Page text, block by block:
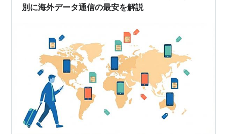
別に海外データ通信の最安を解説